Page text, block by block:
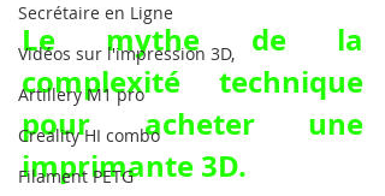
Secrétaire en Ligne
Vidéos sur l'impression 3D,
Artillery M1 pro
Creality HI combo
Filament PETG
Le mythe de la
complexité technique
pour acheter une
imprimante 3D.